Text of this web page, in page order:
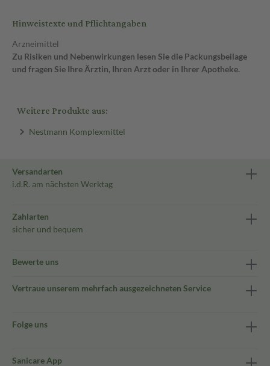
Hinweistexte und Pflichtangaben
Arzneimittel
Zu Risiken und Nebenwirkungen lesen Sie die Packungsbeilage
und fragen Sie Ihre Ärztin, Ihren Arzt oder in Ihrer Apotheke.
Weitere Produkte aus:
Nestmann Komplexmittel
Versandarten
i.d.R. am nächsten Werktag
Zahlarten
sicher und bequem
Bewerte uns
Vertraue unserem mehrfach ausgezeichneten Service
Folge uns
Sanicare App